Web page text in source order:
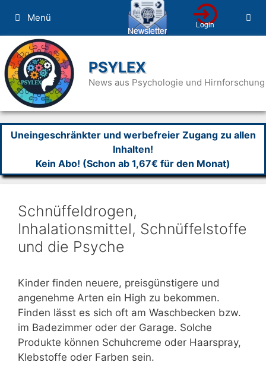
Inhalt
springen
Menü
PSYLEX
News aus Psychologie und Hirnforschung
Uneingeschränkter und werbefreier Zugang zu allen
Inhalten!
Kein Abo! (Schon ab 1,67€ für den Monat)
Schnüffeldrogen,
Inhalationsmittel, Schnüffelstoffe
und die Psyche
Kinder finden neuere, preisgünstigere und
angenehme Arten ein High zu bekommen.
Finden lässt es sich oft am Waschbecken bzw.
im Badezimmer oder der Garage. Solche
Produkte können Schuhcreme oder Haarspray,
Klebstoffe oder Farben sein.